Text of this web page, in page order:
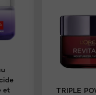
et
TRIPLE